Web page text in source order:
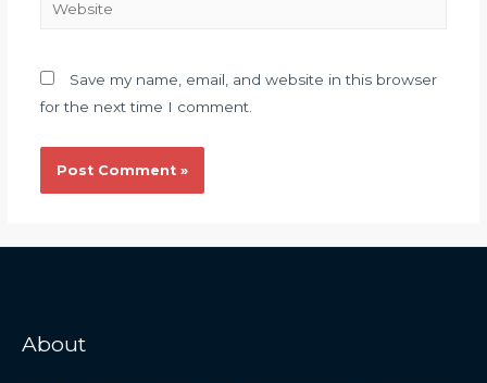
Save my name, email, and website in this browser
for the next time I comment.
About